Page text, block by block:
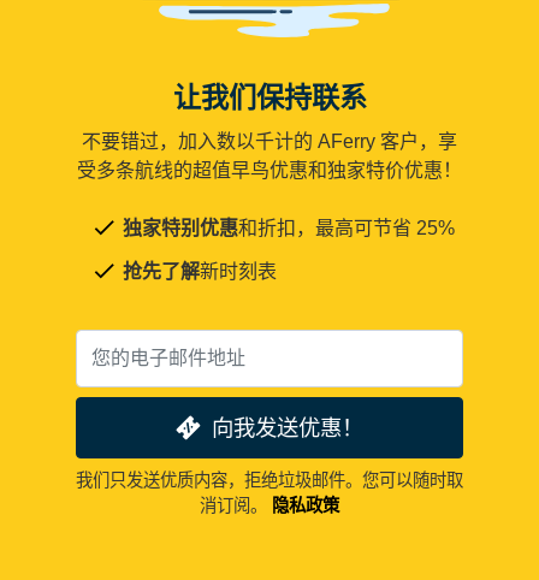
让我们保持联系
不要错过，加入数以千计的 AFerry 客户，享
受多条航线的超值早鸟优惠和独家特价优惠！
独家特别优惠和折扣，最高可节省 25%
抢先了解新时刻表
向我发送优惠！
我们只发送优质内容，拒绝垃圾邮件。您可以随时取
消订阅。
隐私政策